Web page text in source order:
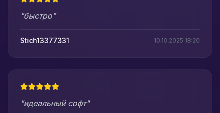
"быстро"
Stich13377331 10.10.2025 18:20
"идеальный софт"